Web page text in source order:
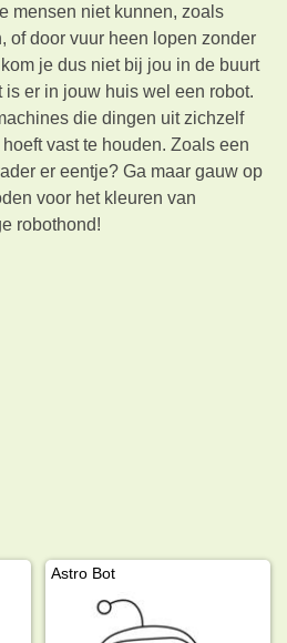
mensen niet kunnen, zoals
of door vuur heen lopen zonder
je dus niet bij jou in de buurt
is er in jouw huis wel een robot.
die dingen uit zichzelf
vast te houden. Zoals een
er eentje? Ga maar gauw op
voor het kleuren van
robothond!
Astro Bot